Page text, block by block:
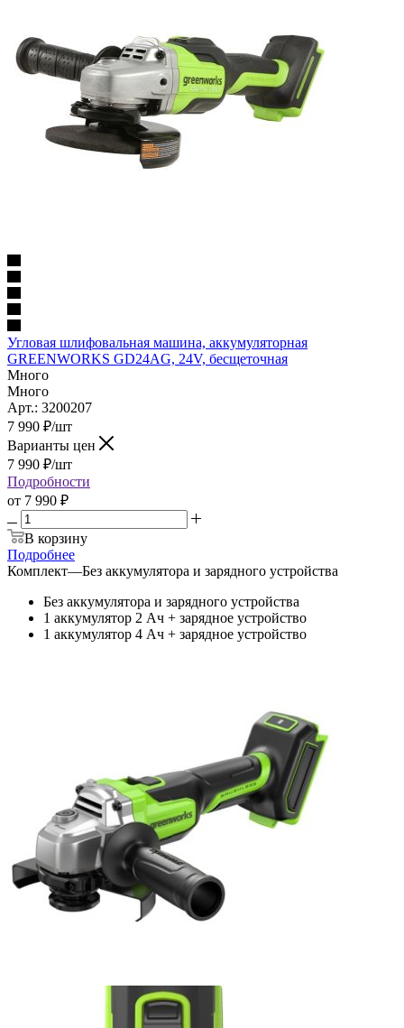
Угловая шлифовальная машина, аккумуляторная
GREENWORKS GD24AG, 24V, бесщеточная
Много
Много
Арт.: 3200207
7 990 ₽/шт
Варианты цен
7 990 ₽/шт
Подробности
от 7 990 ₽
В корзину
Подробнее
Комплект—Без аккумулятора и зарядного устройства
Без аккумулятора и зарядного устройства
1 аккумулятор 2 Ач + зарядное устройство
1 аккумулятор 4 Ач + зарядное устройство